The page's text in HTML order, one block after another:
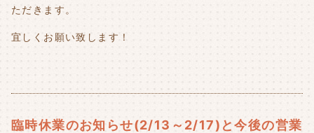
ただきます。
宜しくお願い致します！
臨時休業のお知らせ(2/13～2/17)と今後の営業